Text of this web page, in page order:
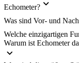
Echometer?
Was sind Vor- und
Welche einzigartigen
Warum ist Echometer